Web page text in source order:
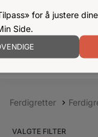
for å justere
Side.
Kampanjer
Ferdigretter
VALGTE FILTER